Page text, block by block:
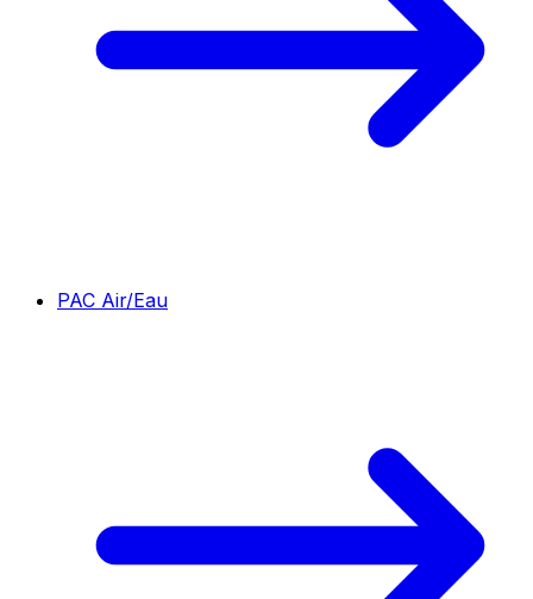
PAC Air/Eau